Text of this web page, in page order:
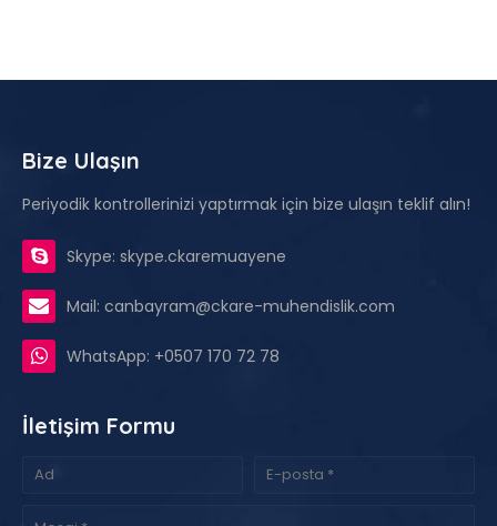
Bize Ulaşın
Periyodik kontrollerinizi yaptırmak için bize ulaşın teklif alın!
Skype: skype.ckaremuayene
Mail: canbayram@ckare-muhendislik.com
WhatsApp: +0507 170 72 78
İletişim Formu